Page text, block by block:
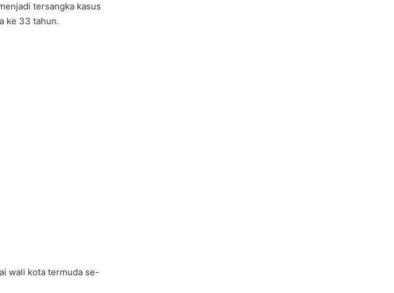
tersangka kasus
ke 33 tahun.
wali kota termuda se-